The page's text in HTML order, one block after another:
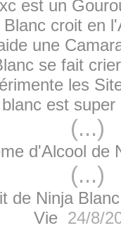
est un
Blanc croit en
une
se fait
les
est super
(...)
d'Alcool de
(...)
de Ninja
Vie24/8/